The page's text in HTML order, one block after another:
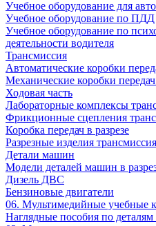
Учебное оборудование для
Учебное оборудование по ПДД
Учебное оборудование по
деятельности водителя
Трансмиссия
Автоматические коробки
Механические коробки
Ходовая часть
Лабораторные комплексы
Фрикционные сцепления
Коробка передач в разрезе
Разрезные изделия трансмиссия
Детали машин
Модели деталей машин в
Дизель ДВС
Бензиновые двигатели
06. Мультимедийные учебные
Наглядные пособия по